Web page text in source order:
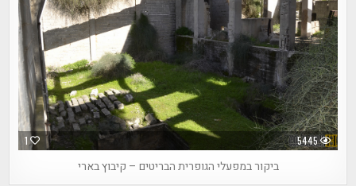
1 5445
ביקור במפעלי הגופרית הבריטים – קיבוץ בארי